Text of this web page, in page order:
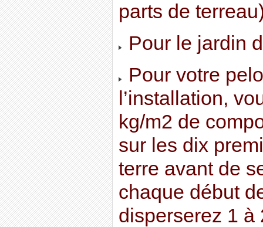
parts de
Pour le jardin
Pour votre
l’installation,
kg/m2 de
sur les dix
terre avant de
chaque début
disperserez 1 à